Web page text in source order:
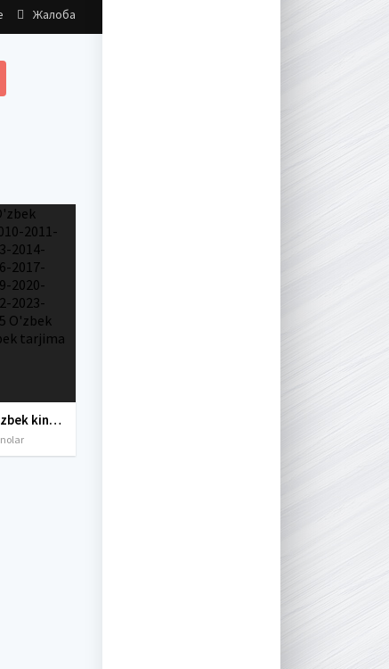
Жалоба
Yangi O'zbek kinolar 2010-2011-2012-2013-2014-2015-2016-2017-2018-2019-2020-2021-2022-2023-2024-2025 O'zbek tilida Uzbek tarjima Full HD